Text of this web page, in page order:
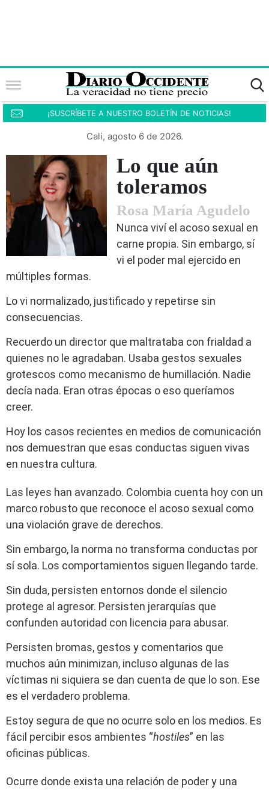
¡SUSCRÍBETE A NUESTRO BOLETÍN DE NOTICIAS!
Cali, agosto 6 de 2026.
Lo que aún
toleramos
Rosa María Agudelo
Nunca viví el acoso sexual en
carne propia. Sin embargo, sí
vi el poder mal ejercido en
múltiples formas.
Lo vi normalizado, justificado y repetirse sin
consecuencias.
Recuerdo un director que maltrataba con frialdad a
quienes no le agradaban. Usaba gestos sexuales
grotescos como mecanismo de humillación. Nadie
decía nada. Eran otras épocas o eso queríamos
creer.
Hoy los casos recientes en medios de comunicación
nos demuestran que esas conductas siguen vivas
en nuestra cultura.
Las leyes han avanzado. Colombia cuenta hoy con un
marco robusto que reconoce el acoso sexual como
una violación grave de derechos.
Sin embargo, la norma no transforma conductas por
sí sola. Los comportamientos siguen llegando tarde.
Sin duda, persisten entornos donde el silencio
protege al agresor. Persisten jerarquías que
confunden autoridad con licencia para abusar.
Persisten bromas, gestos y comentarios que
muchos aún minimizan, incluso algunas de las
víctimas ni siquiera se dan cuenta de que lo son. Ese
es el verdadero problema.
Estoy segura de que no ocurre solo en los medios. Es
fácil percibir esos ambientes “hostiles” en las
oficinas públicas.
Ocurre donde exista una relación de poder y una